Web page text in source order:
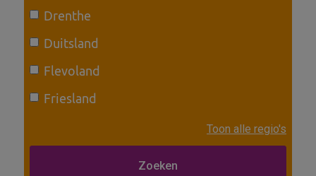
Drenthe
Duitsland
Flevoland
Friesland
Toon alle regio's